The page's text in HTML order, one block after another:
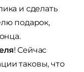
и сделать
подарок,
! Сейчас
таковы, что